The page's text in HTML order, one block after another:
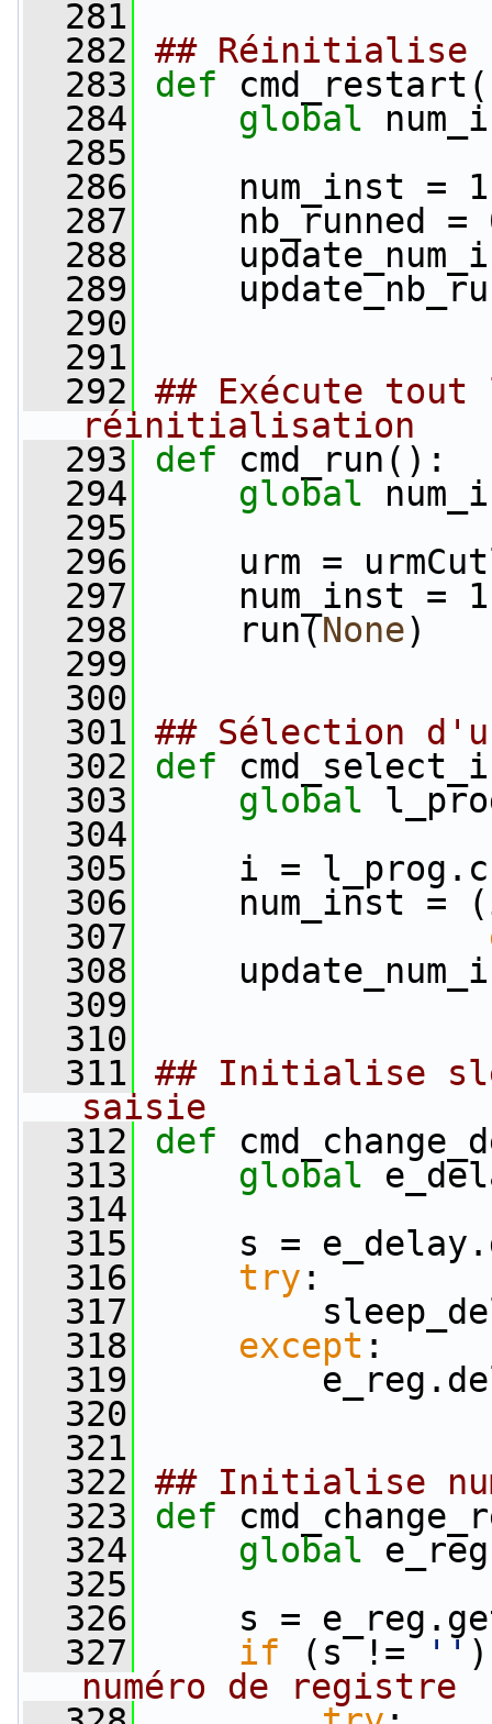
  281
  282
## Réinitialise
  283
def
  284
global
  285
  286
num_inst = 1
  287
nb_runned =
  288
  289
  290
  291
  292
## Exécute tout
réinitialisation
  293
def cmd_run():
  294
global
  295
  296
urm =
  297
num_inst = 1
  298
run(None)
  299
  300
  301
## Sélection
  302
def
  303
global
  304
  305
i =
  306
num_inst =
  307
  308
  309
  310
  311
## Initialise
saisie
  312
def
  313
global
  314
  315
s =
  316
try :
  317
  318
except :
  319
  320
  321
  322
## Initialise
  323
def
  324
global
  325
  326
s =
  327
if (s != ''
numéro de registre